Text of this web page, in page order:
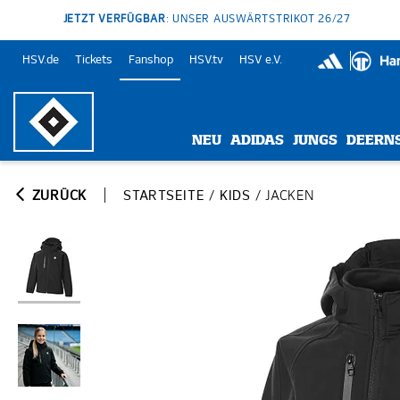
JETZT VERFÜGBAR: UNSER AUSWÄRTSTRIKOT 26/27
HSV.de Tickets Fanshop HSV.tv HSV e.V.
NEU ADIDAS JUNGS
ZURÜCK STARTSEITE / KIDS / JACKEN